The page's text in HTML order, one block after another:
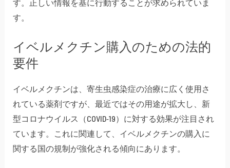
す。正しい情報を基に行動することが求められていま
す。
イベルメクチン購入のための法的
要件
イベルメクチンは、寄生虫感染症の治療に広く使用さ
れている薬剤ですが、最近ではその用途が拡大し、新
型コロナウイルス（COVID-19）に対する効果が注目され
ています。これに関連して、イベルメクチンの購入に
関する国の規制が強化される傾向にあります。